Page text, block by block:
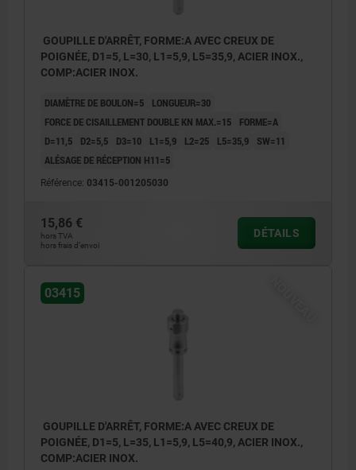
GOUPILLE D'ARRÊT, FORME:A AVEC CREUX DE
POIGNÉE, D1=5, L=30, L1=5,9, L5=35,9, ACIER INOX.,
COMP:ACIER INOX.
DIAMÈTRE DE BOULON=5
LONGUEUR=30
FORCE DE CISAILLEMENT DOUBLE KN MAX.=15
FORME=A
D=11,5
D2=5,5 D3=10 L1=5,9 L2=25 L5=35,9
SW=11
ALÉSAGE DE RÉCEPTION H11=5
Référence: 03415-001205030
15,86 €
hors TVA
hors frais d’envoi
DÉTAILS
03415
GOUPILLE D'ARRÊT, FORME:A AVEC CREUX DE
POIGNÉE, D1=5, L=35, L1=5,9, L5=40,9, ACIER INOX.,
COMP:ACIER INOX.